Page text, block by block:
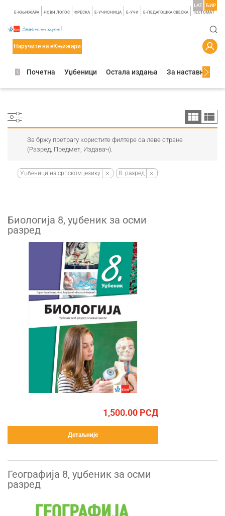
E-КЊИЖАРА НОВИ ЛОГОС ФРЕСКА E-УЧИОНИЦА E-УЧИ Е-ПЕДАГОШКА СВЕСКА TЕСТОМАТ
LAT ЋИР
Наручите на еКњижари
Почетна Уџбеници Остала издања За наставнике
За бржу претрагу користите филтере са леве стране
(Разред, Предмет, Издавач).
Уџбеници на српском језику 8. разред
Биологија 8, уџбеник за осми
разред
1,500.00 РСД
Детаљније
Географија 8, уџбеник за осми
разред